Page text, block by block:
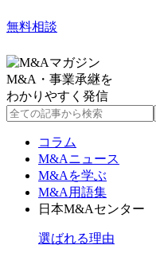
無料相談
M&A・事業承継を
わかりやすく発信
コラム
M&Aニュース
M&Aを学ぶ
M&A用語集
日本M&Aセンター
選ばれる理由